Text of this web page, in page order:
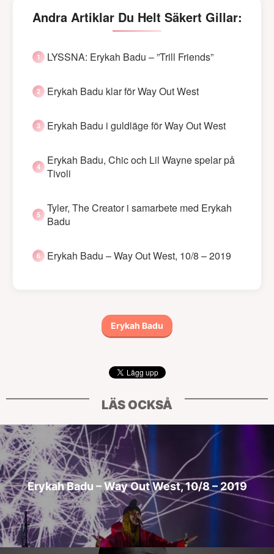
Andra Artiklar Du Helt Säkert Gillar:
LYSSNA: Erykah Badu – ”Trill Friends”
Erykah Badu klar för Way Out West
Erykah Badu i guldläge för Way Out West
Erykah Badu, Chic och Lil Wayne spelar på
Tivoli
Tyler, The Creator i samarbete med Erykah
Badu
Erykah Badu – Way Out West, 10/8 – 2019
Erykah Badu
LÄS OCKSÅ
Erykah Badu – Way Out West, 10/8 – 2019